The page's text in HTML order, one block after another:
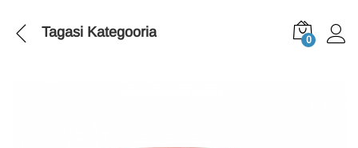
Tagasi Kategooria 0